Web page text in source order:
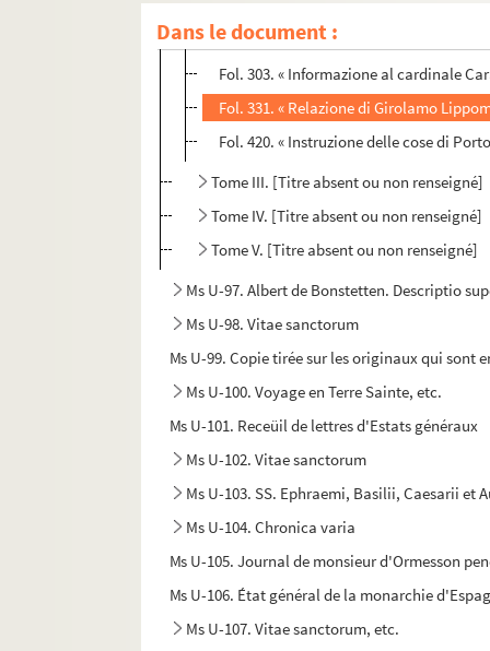
Dans le document :
Fol. 250. « Itinerario overo descrizione
Fol. 293. « Relazione del regno di
Fol. 303. « Informazione al cardinale
Fol. 331. « Relazione di Girolamo
Fol. 420. « Instruzione delle cose di
Tome III. [Titre absent ou non renseigné]
Tome IV. [Titre absent ou non renseigné]
Tome V. [Titre absent ou non renseigné]
Ms U-97. Albert de Bonstetten. Descriptio
Ms U-98. Vitae sanctorum
Ms U-99. Copie tirée sur les originaux qui sont
Ms U-100. Voyage en Terre Sainte, etc.
Ms U-101. Receüil de lettres d'Estats généraux
Ms U-102. Vitae sanctorum
Ms U-103. SS. Ephraemi, Basilii, Caesarii et
Ms U-104. Chronica varia
Ms U-105. Journal de monsieur d'Ormesson
Ms U-106. État général de la monarchie
Ms U-107. Vitae sanctorum, etc.